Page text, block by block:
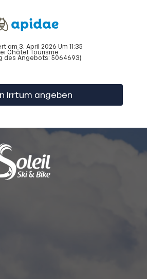
am 3. April 2026 Um 11:35
Châtel Tourisme
des Angebots: 5064693)
Irrtum angeben